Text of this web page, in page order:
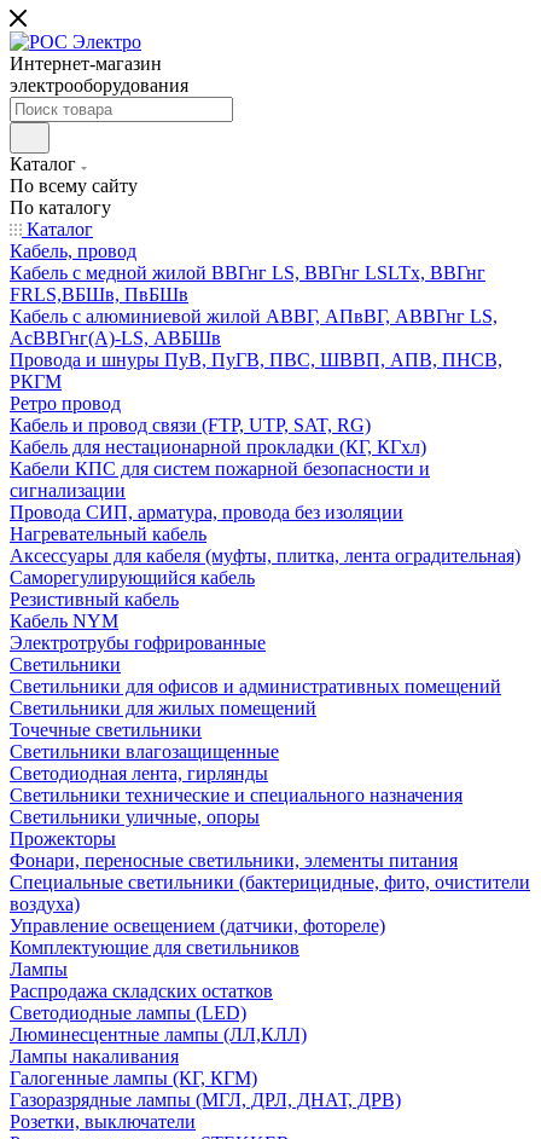
Интернет-магазин
электрооборудования
Каталог
По всему сайту
По каталогу
Каталог
Кабель, провод
Кабель с медной жилой ВВГнг LS, ВВГнг LSLTx, ВВГнг
FRLS,ВБШв, ПвБШв
Кабель с алюминиевой жилой АВВГ, АПвВГ, АВВГнг LS,
АсВВГнг(А)-LS, АВБШв
Провода и шнуры ПуВ, ПуГВ, ПВС, ШВВП, АПВ, ПНСВ,
РКГМ
Ретро провод
Кабель и провод связи (FTP, UTP, SAT, RG)
Кабель для нестационарной прокладки (КГ, КГхл)
Кабели КПС для систем пожарной безопасности и
сигнализации
Провода СИП, арматура, провода без изоляции
Нагревательный кабель
Аксессуары для кабеля (муфты, плитка, лента оградительная)
Саморегулирующийся кабель
Резистивный кабель
Кабель NYM
Электротрубы гофрированные
Светильники
Светильники для офисов и административных помещений
Светильники для жилых помещений
Точечные светильники
Светильники влагозащищенные
Светодиодная лента, гирлянды
Светильники технические и специального назначения
Светильники уличные, опоры
Прожекторы
Фонари, переносные светильники, элементы питания
Специальные светильники (бактерицидные, фито, очистители
воздуха)
Управление освещением (датчики, фотореле)
Комплектующие для светильников
Лампы
Распродажа складских остатков
Светодиодные лампы (LED)
Люминесцентные лампы (ЛЛ,КЛЛ)
Лампы накаливания
Галогенные лампы (КГ, КГМ)
Газоразрядные лампы (МГЛ, ДРЛ, ДНАТ, ДРВ)
Розетки, выключатели